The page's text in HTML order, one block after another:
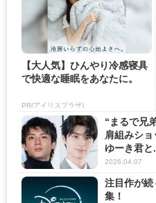
【大人気】ひんやり冷感寝具
で快適な睡眠をあなたに。
PR(アイリスプラザ)
“まるで兄
肩組みシ
ゆーき君と
2026.04.07
注目作が続
集！